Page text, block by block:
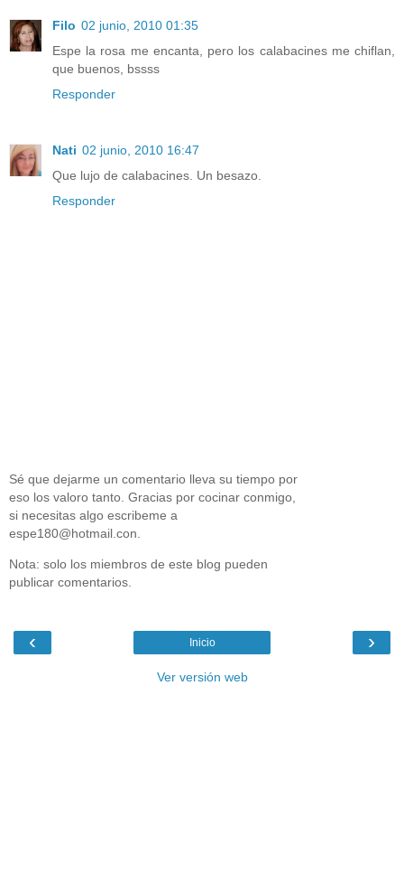
Filo 02 junio, 2010 01:35
Espe la rosa me encanta, pero los calabacines me chiflan,
que buenos, bssss
Responder
Nati 02 junio, 2010 16:47
Que lujo de calabacines. Un besazo.
Responder
Sé que dejarme un comentario lleva su tiempo por
eso los valoro tanto. Gracias por cocinar conmigo,
si necesitas algo escribeme a
espe180@hotmail.con.
Nota: solo los miembros de este blog pueden
publicar comentarios.
‹ ›
Inicio
Ver versión web